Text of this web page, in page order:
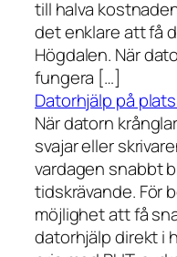
till halva
det enklare att få
Högdalen. När
fungera […]
Datorhjälp på
När datorn
svajar eller
vardagen snabbt
tidskrävande. För
möjlighet att få
datorhjälp direkt i